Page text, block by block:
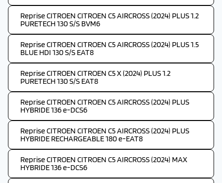
Reprise CITROEN CITROEN C5 AIRCROSS (2024) PLUS 1.2
PURETECH 130 S/S BVM6
Reprise CITROEN CITROEN C5 AIRCROSS (2024) PLUS 1.5
BLUE HDI 130 S/S EAT8
Reprise CITROEN CITROEN C5 X (2024) PLUS 1.2
PURETECH 130 S/S EAT8
Reprise CITROEN CITROEN C5 AIRCROSS (2024) PLUS
HYBRIDE 136 e-DCS6
Reprise CITROEN CITROEN C5 AIRCROSS (2024) PLUS
HYBRIDE RECHARGEABLE 180 e-EAT8
Reprise CITROEN CITROEN C5 AIRCROSS (2024) MAX
HYBRIDE 136 e-DCS6